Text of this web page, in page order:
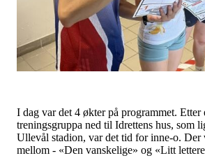
I dag var det 4 økter på programmet. Etter
treningsgruppa ned til Idrettens hus, som
Ullevål stadion, var det tid for inne-o. Der
mellom - «Den vanskelige» og «Litt